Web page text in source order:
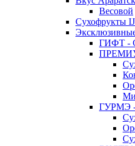
Весовой
Сухофрукты
ГИФТ -
ГУРМЭ -